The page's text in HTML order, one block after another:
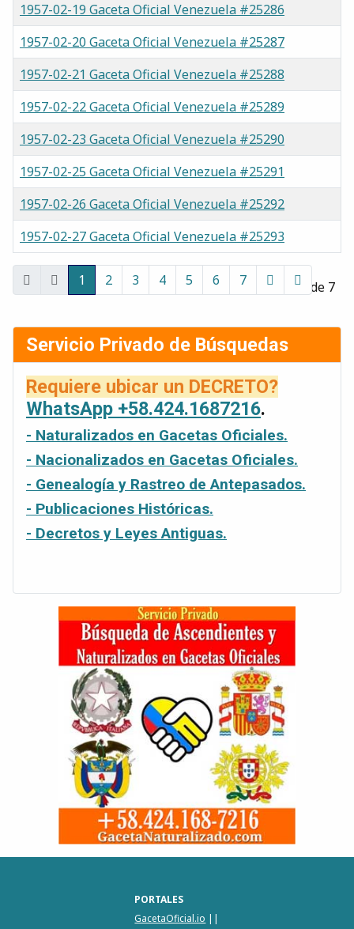
Gacetas
1957-02-19 Gaceta Oficial Venezuela #25286
1957-02-20 Gaceta Oficial Venezuela #25287
1957-02-21 Gaceta Oficial Venezuela #25288
1957-02-22 Gaceta Oficial Venezuela #25289
1957-02-23 Gaceta Oficial Venezuela #25290
1957-02-25 Gaceta Oficial Venezuela #25291
1957-02-26 Gaceta Oficial Venezuela #25292
1957-02-27 Gaceta Oficial Venezuela #25293
Página 1 de 7
1 2 3 4 5 6 7
Servicio Privado de Búsquedas
Requiere ubicar un DECRETO?
WhatsApp +58.424.1687216.
- Naturalizados en Gacetas Oficiales.
- Nacionalizados en Gacetas Oficiales.
- Genealogía y Rastreo de Antepasados.
- Publicaciones Históricas.
- Decretos y Leyes Antiguas.
PORTALES
GacetaOficial.io ||